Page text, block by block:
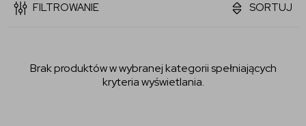
FILTROWANIE SORTUJ
Brak produktów w wybranej kategorii spełniających
kryteria wyświetlania.